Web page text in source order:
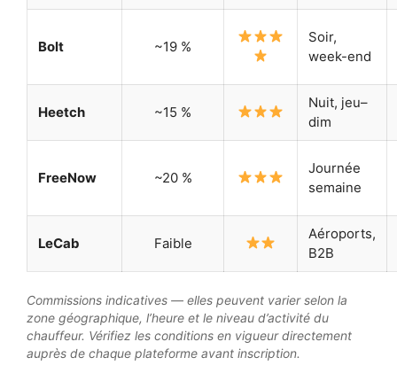
Bolt ~19 %
Soir,
week-end
Heetch ~15 %
Nuit, jeu–
dim
FreeNow ~20 %
Journée
semaine
LeCab Faible
Aéroports,
B2B
Commissions indicatives — elles peuvent varier selon la
zone géographique, l’heure et le niveau d’activité du
chauffeur. Vérifiez les conditions en vigueur directement
auprès de chaque plateforme avant inscription.